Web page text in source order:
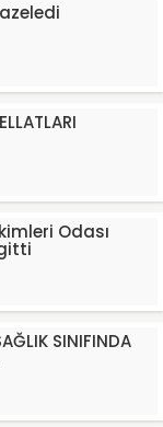
Odası
SINIFINDA